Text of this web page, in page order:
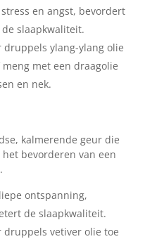
en angst, bevordert
slaapkwaliteit.
druppels ylang-ylang olie
met een draagolie
en nek.
kalmerende geur die
bevorderen van een
ontspanning,
de slaapkwaliteit.
druppels vetiver olie toe